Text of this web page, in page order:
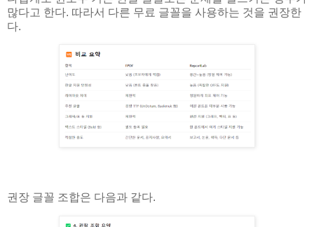
많다고 한다. 따라서 다른 무료 글꼴을 사용하는 것을 권장한
다.
권장 글꼴 조합은 다음과 같다.